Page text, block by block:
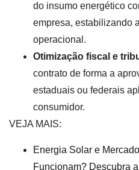
do insumo energético
empresa, estabilizando
operacional.
Otimização fiscal e
contrato de forma a
estaduais ou federais
consumidor.
VEJA MAIS:
Energia Solar e
Funcionam? Descubra